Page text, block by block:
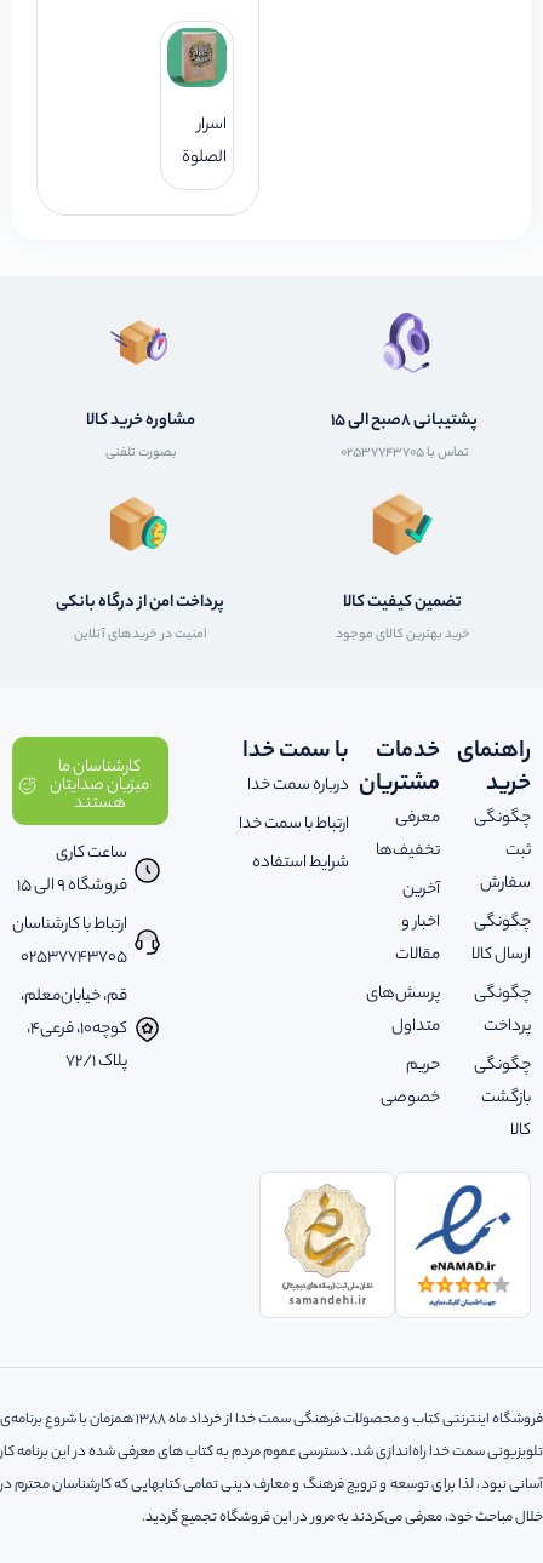
اسرار
الصلوة
پشتیبانی 8صبح الی 15
تماس با 02537743705
مشاوره خرید کالا
بصورت تلفنی
تضمین کیفیت کالا
خرید بهترین کالای موجود
پرداخت امن از درگاه بانکی
امنیت در خریدهای آنلاین
راهنمای
خرید
چگونگی
ثبت
سفارش
چگونگی
ارسال کالا
چگونگی
پرداخت
چگونگی
بازگشت
کالا
خدمات
مشتریان
معرفی
تخفیف‌ها
آخرین
اخبار و
مقالات
پرسش‌های
متداول
حریم
خصوصی
با سمت خدا
درباره سمت خدا
ارتباط با سمت خدا
شرایط استفاده
کارشناسان ما
میزبان صدایتان
هستند
ساعت کاری
فروشگاه 9 الی 15
ارتباط با کارشناسان
02537743705
قم، خیابان‌معلم،
کوچه‌10، فرعی‌4،
پلاک ‌72/1
فروشگاه اینترنتی کتاب و محصولات فرهنگی سمت خدا از خرداد ماه 1388 همزمان با شروع برنامه‌ی
تلویزیونی سمت خدا راه‌اندازی شد. دسترسی عموم مردم به کتاب های معرفی شده در این برنامه کار
آسانی نبود، لذا‌ برای توسعه و ترویج فرهنگ و معارف دینی تمامی کتابهایی که کارشناسان محترم در
خلال مباحث خود، معرفی می‌کردند به مرور در این فروشگاه تجمیع گردید.